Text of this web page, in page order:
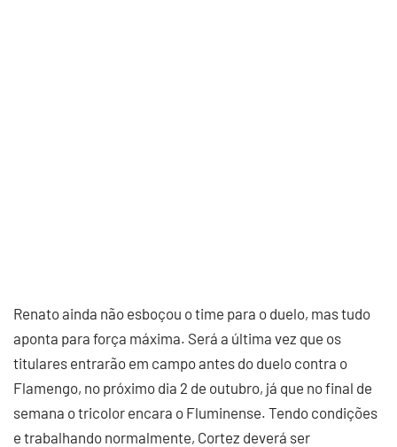
Renato ainda não esboçou o time para o duelo, mas tudo
aponta para força máxima. Será a última vez que os
titulares entrarão em campo antes do duelo contra o
Flamengo, no próximo dia 2 de outubro, já que no final de
semana o tricolor encara o Fluminense. Tendo condições
e trabalhando normalmente, Cortez deverá ser